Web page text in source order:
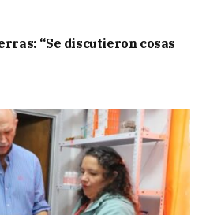
“Se discutieron cosas